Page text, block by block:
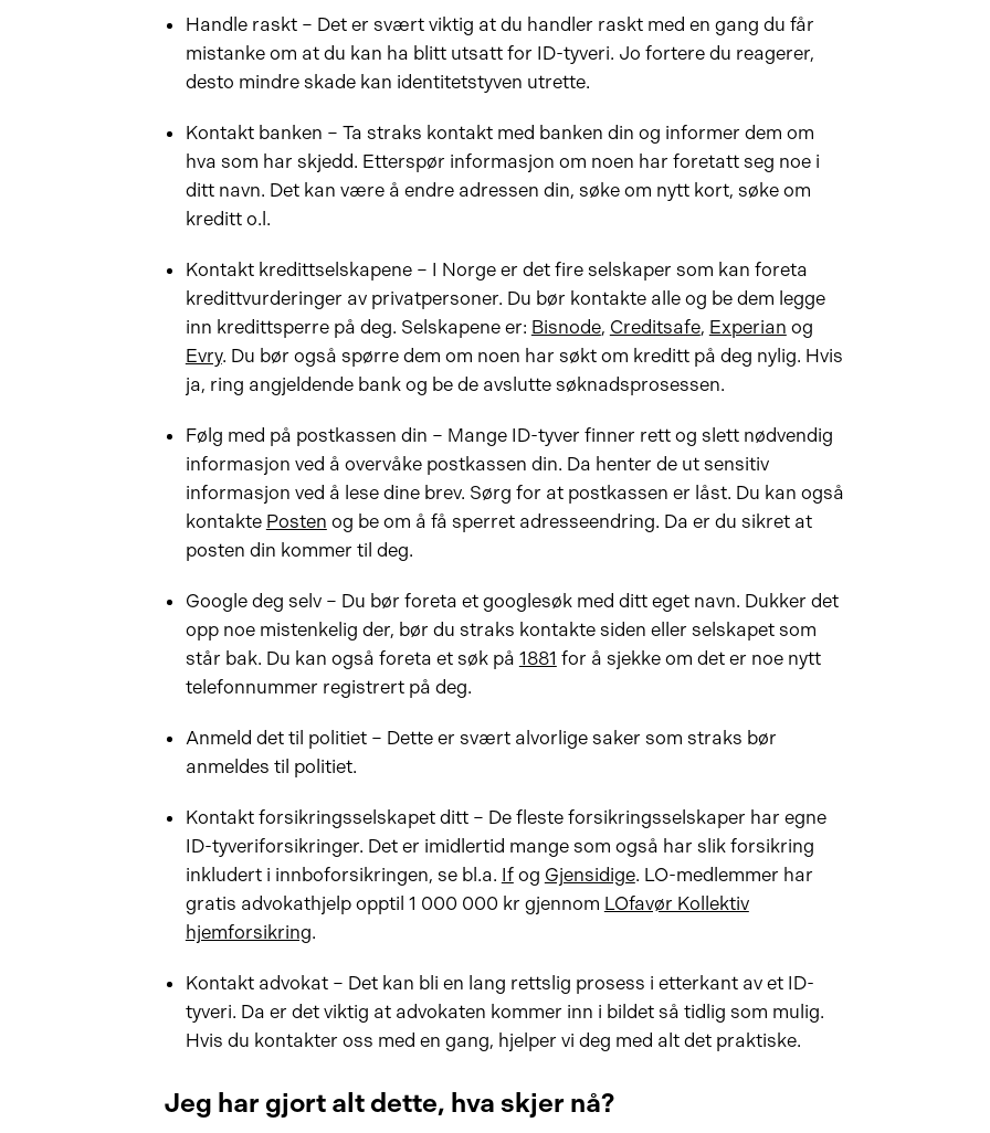
Handle raskt – Det er svært viktig at du handler raskt med en gang du får
mistanke om at du kan ha blitt utsatt for ID-tyveri. Jo fortere du reagerer,
desto mindre skade kan identitetstyven utrette.
Kontakt banken – Ta straks kontakt med banken din og informer dem om
hva som har skjedd. Etterspør informasjon om noen har foretatt seg noe i
ditt navn. Det kan være å endre adressen din, søke om nytt kort, søke om
kreditt o.l.
Kontakt kredittselskapene – I Norge er det fire selskaper som kan foreta
kredittvurderinger av privatpersoner. Du bør kontakte alle og be dem legge
inn kredittsperre på deg. Selskapene er: Bisnode, Creditsafe, Experian og
Evry. Du bør også spørre dem om noen har søkt om kreditt på deg nylig. Hvis
ja, ring angjeldende bank og be de avslutte søknadsprosessen.
Følg med på postkassen din – Mange ID-tyver finner rett og slett nødvendig
informasjon ved å overvåke postkassen din. Da henter de ut sensitiv
informasjon ved å lese dine brev. Sørg for at postkassen er låst. Du kan også
kontakte Posten og be om å få sperret adresseendring. Da er du sikret at
posten din kommer til deg.
Google deg selv – Du bør foreta et googlesøk med ditt eget navn. Dukker det
opp noe mistenkelig der, bør du straks kontakte siden eller selskapet som
står bak. Du kan også foreta et søk på 1881 for å sjekke om det er noe nytt
telefonnummer registrert på deg.
Anmeld det til politiet – Dette er svært alvorlige saker som straks bør
anmeldes til politiet.
Kontakt forsikringsselskapet ditt – De fleste forsikringsselskaper har egne
ID-tyveriforsikringer. Det er imidlertid mange som også har slik forsikring
inkludert i innboforsikringen, se bl.a. Ifog Gjensidige. LO-medlemmer har
gratis advokathjelp opptil 1 000 000 kr gjennom LOfavør Kollektiv
hjemforsikring.
Kontakt advokat – Det kan bli en lang rettslig prosess i etterkant av et ID-
tyveri. Da er det viktig at advokaten kommer inn i bildet så tidlig som mulig.
Hvis du kontakter oss med en gang, hjelper vi deg med alt det praktiske.
Jeg har gjort alt dette, hva skjer nå?